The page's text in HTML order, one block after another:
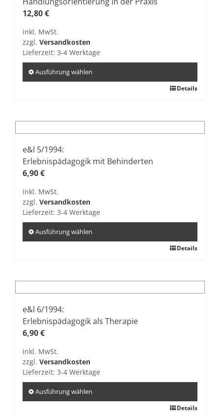
Optionen
auf
der
gewählt
werden
12,80€
inkl. MwSt.
zzgl. Versandkosten
Lieferzeit: 3-4 Werktage
Ausführung wählen
mehrere
Varianten
auf.
Die
Optionen
auf
der
gewählt
werden
Details
e&l 5/1994:
Erlebnispädagogik mit Behinderten
6,90€
inkl. MwSt.
zzgl. Versandkosten
Lieferzeit: 3-4 Werktage
Ausführung wählen
mehrere
Varianten
auf.
Die
Optionen
auf
der
gewählt
werden
Details
e&l 6/1994:
Erlebnispädagogik als Therapie
6,90€
inkl. MwSt.
zzgl. Versandkosten
Lieferzeit: 3-4 Werktage
Ausführung wählen
Details